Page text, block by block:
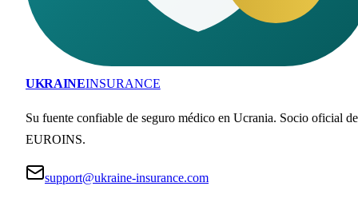
UKRAINEINSURANCE
Su fuente confiable de seguro médico en Ucrania. Socio oficial de
EUROINS.
support@ukraine-insurance.com